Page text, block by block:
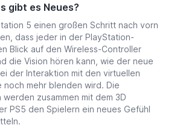
gibt es Neues?
5 einen großen Schritt nach vorn
dass jeder in der PlayStation-
Blick auf den Wireless-Controller
die Vision hören kann, wie der neue
der Interaktion mit den virtuellen
noch mehr blenden wird. Die
zusammen mit dem 3D
PS5 den Spielern ein neues Gefühl